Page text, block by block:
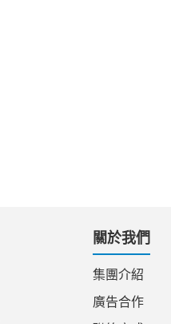
關於我們
集團介紹
廣告合作